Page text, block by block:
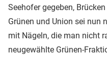
Seehofer gegeben,
Grünen und Union sei nun
mit Nägeln, die man nicht
neugewählte Grünen-